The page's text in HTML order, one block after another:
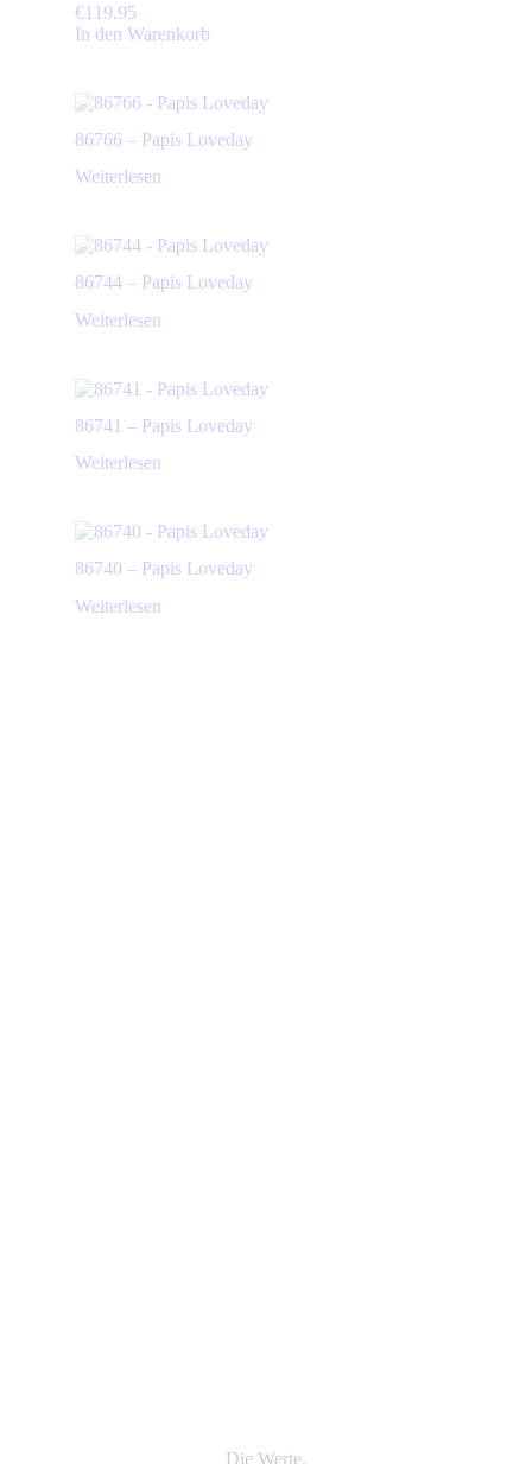
€119.95
In den Warenkorb
86766 – Papis Loveday
Weiterlesen
86744 – Papis Loveday
Weiterlesen
86741 – Papis Loveday
Weiterlesen
86740 – Papis Loveday
Weiterlesen
Die Werte.